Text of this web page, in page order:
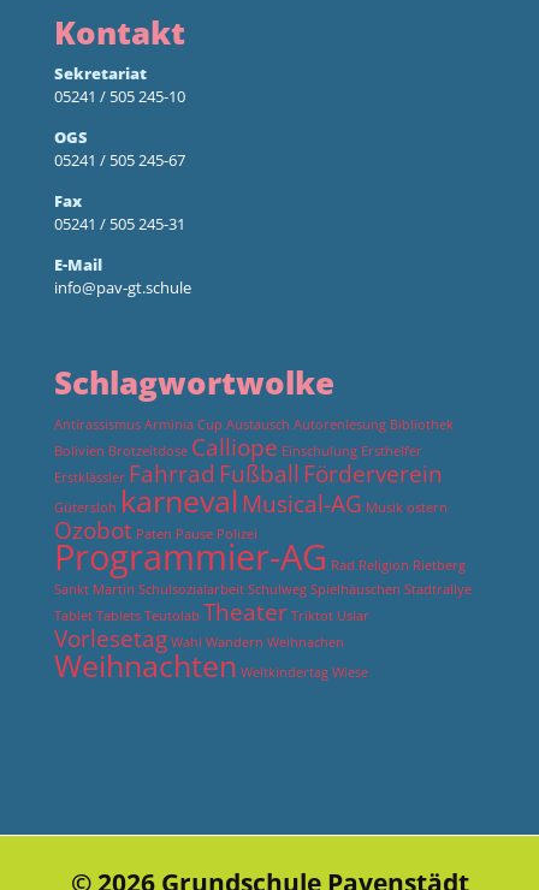
Kontakt
Sekretariat
05241 / 505 245-10
OGS
05241 / 505 245-67
Fax
05241 / 505 245-31
E-Mail
info@pav-gt.schule
Schlagwortwolke
Antirassismus Arminia Cup Austausch Autorenlesung Bibliothek
Bolivien Brotzeitdose Calliope Einschulung Ersthelfer
Erstklässler Fahrrad FußballFörderverein
Gütersloh karnevalMusical-AG Musik ostern
Ozobot Paten Pause Polizei
Programmier-AG Rad Religion Rietberg
Sankt Martin Schulsozialarbeit Schulweg Spielhäuschen Stadtrallye
Tablet Tablets Teutolab Theater Triktot Uslar
Vorlesetag Wahl Wandern Weihnachen
Weihnachten Weltkindertag Wiese
© 2026 Grundschule Pavenstädt